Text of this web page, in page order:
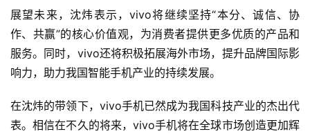
展望未来，沈炜表示，vivo将继续坚持“本分、诚信、协
作、共赢”的核心价值观，为消费者提供更多优质的产品和
服务。同时，vivo还将积极拓展海外市场，提升品牌国际影
响力，助力我国智能手机产业的持续发展。
在沈炜的带领下，vivo手机已然成为我国科技产业的杰出代
表。相信在不久的将来，vivo手机将在全球市场创造更加辉